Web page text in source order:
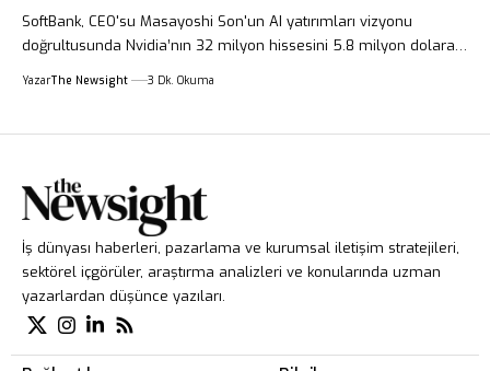
SoftBank, CEO'su Masayoshi Son'un AI yatırımları vizyonu
doğrultusunda Nvidia’nın 32 milyon hissesini 5.8 milyon dolara…
YazarThe Newsight 3 Dk. Okuma
İş dünyası haberleri, pazarlama ve kurumsal iletişim stratejileri,
sektörel içgörüler, araştırma analizleri ve konularında uzman
yazarlardan düşünce yazıları.